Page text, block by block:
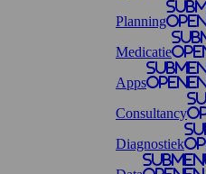
Planning
Medicatie
Apps
Consultancy
Diagnostiek